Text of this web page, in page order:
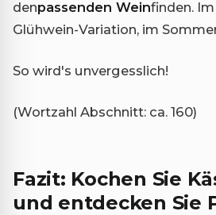
denpassenden Weinfinden.
Glühwein-Variation, im
So wird's unvergesslich!
(Wortzahl Abschnitt: ca. 160)
Fazit: Kochen Sie
und entdecken Sie